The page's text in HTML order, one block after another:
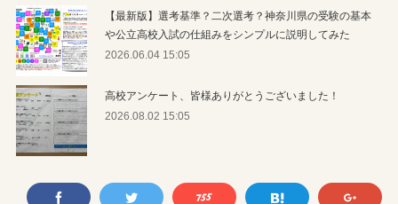
【最新版】選考基準？二次選考？神奈川県の受験の基本
や公立高校入試の仕組みをシンプルに説明してみた
2026.06.04 15:05
高校アンケート、皆様ありがとうございました！
2026.08.02 15:05